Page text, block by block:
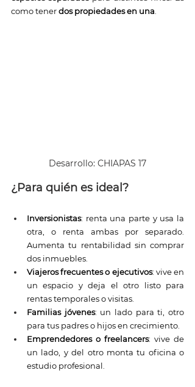
como tener dos propiedades en una
Desarrollo: CHIAPAS 17
¿Para quién es ideal?
Inversionistas: renta una parte y usa la
otra, o renta ambas por separado.
Aumenta tu rentabilidad sin comprar
dos inmuebles.
Viajeros frecuentes o ejecutivos: vive en
un espacio y deja el otro listo para
rentas temporales o visitas.
Familias jóvenes: un lado para ti, otro
para tus padres o hijos en crecimiento.
Emprendedores o freelancers: vive de
un lado, y del otro monta tu oficina o
estudio profesional.